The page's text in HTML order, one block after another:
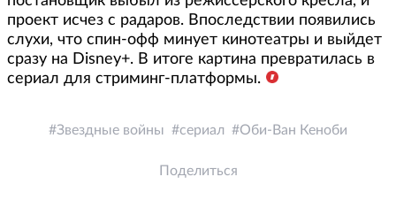
проект исчез с радаров. Впоследствии появились
слухи, что спин-офф минует кинотеатры и выйдет
сразу на Disney+. В итоге картина превратилась в
сериал для стриминг-платформы.
Звездные войны сериал Оби-Ван Кеноби
Поделиться